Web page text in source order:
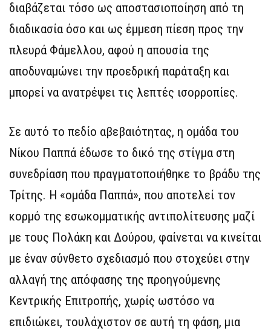
διαβάζεται τόσο ως αποστασιοποίηση από τη
διαδικασία όσο και ως έμμεση πίεση προς την
πλευρά Φάμελλου, αφού η απουσία της
αποδυναμώνει την προεδρική παράταξη και
μπορεί να ανατρέψει τις λεπτές ισορροπίες.
Σε αυτό το πεδίο αβεβαιότητας, η ομάδα του
Νίκου Παππά έδωσε το δικό της στίγμα στη
συνεδρίαση που πραγματοποιήθηκε το βράδυ της
Τρίτης. Η «ομάδα Παππά», που αποτελεί τον
κορμό της εσωκομματικής αντιπολίτευσης μαζί
με τους Πολάκη και Δούρου, φαίνεται να κινείται
με έναν σύνθετο σχεδιασμό που στοχεύει στην
αλλαγή της απόφασης της προηγούμενης
Κεντρικής Επιτροπής, χωρίς ωστόσο να
επιδιώκει, τουλάχιστον σε αυτή τη φάση, μια